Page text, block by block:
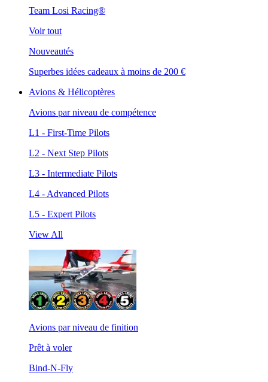
Team Losi Racing®
Voir tout
Nouveautés
Superbes idées cadeaux à moins de 200 €
Avions & Hélicoptères
Avions par niveau de compétence
L1 - First-Time Pilots
L2 - Next Step Pilots
L3 - Intermediate Pilots
L4 - Advanced Pilots
L5 - Expert Pilots
View All
Avions par niveau de finition
Prêt à voler
Bind-N-Fly